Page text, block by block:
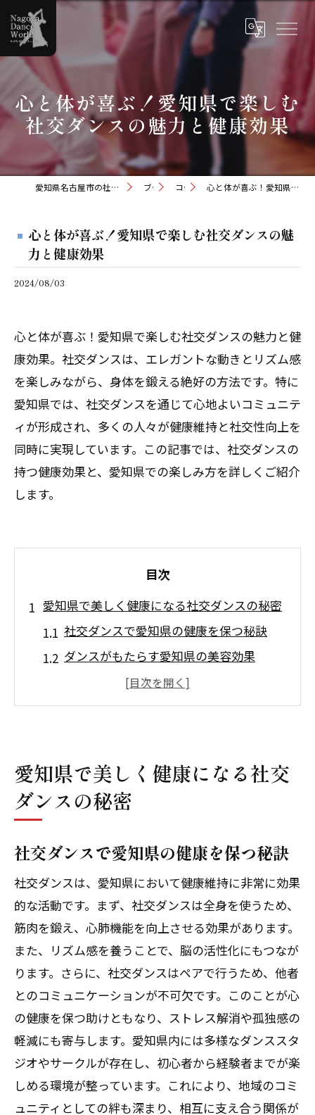
心と体が喜ぶ！愛知県で楽しむ
社交ダンスの魅力と健康効果
愛知県名古屋市の社交ダンスならナゴヤダンスワールド ブログ コラム 心と体が喜ぶ！愛知県で楽しむ社交ダンスの魅力と健康効果
心と体が喜ぶ！愛知県で楽しむ社交ダンスの魅
力と健康効果
2024/08/03
心と体が喜ぶ！愛知県で楽しむ社交ダンスの魅力と健
康効果。社交ダンスは、エレガントな動きとリズム感
を楽しみながら、身体を鍛える絶好の方法です。特に
愛知県では、社交ダンスを通じて心地よいコミュニテ
ィが形成され、多くの人々が健康維持と社交性向上を
同時に実現しています。この記事では、社交ダンスの
持つ健康効果と、愛知県での楽しみ方を詳しくご紹介
します。
目次
愛知県で美しく健康になる社交ダンスの秘密
社交ダンスで愛知県の健康を保つ秘訣
ダンスがもたらす愛知県の美容効果
愛知県民に愛される社交ダンスの健康法
愛知県で社交ダンスを始めるメリット
愛知県の社交ダンスの歴史と現在
社交ダンスを通じて愛知県で心と体をリフレ
リフレッシュするための愛知県のダンス
イベント
社交ダンスが愛知県の心と体に与える影
響
ダンスで愛知県のストレスを解消
愛知県で社交ダンスを楽しむためのスポ
ット
社交ダンスで愛知県の生活を豊かにする
愛知県の社交ダンスコミュニティとの出
会い
愛知県の社交ダンスで生き生きとした生活を
愛知県で美しく健康になる社交
ダンスの秘密
社交ダンスで愛知県の健康を保つ秘訣
社交ダンスは、愛知県において健康維持に非常に効果
的な活動です。まず、社交ダンスは全身を使うため、
筋肉を鍛え、心肺機能を向上させる効果があります。
また、リズム感を養うことで、脳の活性化にもつなが
ります。さらに、社交ダンスはペアで行うため、他者
とのコミュニケーションが不可欠です。このことが心
の健康を保つ助けともなり、ストレス解消や孤独感の
軽減にも寄与します。愛知県内には多様なダンススタ
ジオやサークルが存在し、初心者から経験者までが楽
しめる環境が整っています。これにより、地域のコミ
ュニティとしての絆も深まり、相互に支え合う関係が